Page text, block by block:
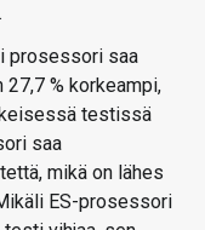
prosessori saa
% korkeampi,
testissä
saa
mikä on lähes
ES-prosessori